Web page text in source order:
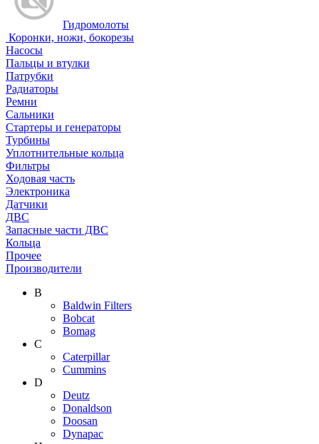
Гидромолоты
Коронки, ножи, бокорезы
Насосы
Пальцы и втулки
Патрубки
Радиаторы
Ремни
Сальники
Стартеры и генераторы
Турбины
Уплотнительные кольца
Фильтры
Ходовая часть
Электроника
Датчики
ДВС
Запасные части ДВС
Кольца
Прочее
Производители
B
Baldwin Filters
Bobcat
Bomag
C
Caterpillar
Cummins
D
Deutz
Donaldson
Doosan
Dynapac